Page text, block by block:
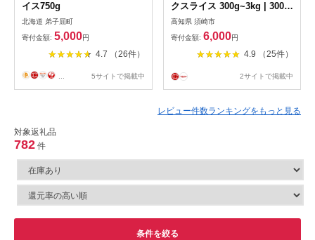
イス750g
北海道 弟子屈町
寄付金額: 5,000円
4.7 （26件）
... 5サイトで掲載中
クスライス 300g~3kg | 300g
ごとの小分け 豚肉 豚バラ肉
小間切れ スライス 切り落と
し 訳アリ 訳あり 冷凍 真空パ
ック 簡単調理 細切れ 大容量
税豚肉
高知県 須崎市
寄付金額: 6,000円
4.9 （25件）
2サイトで掲載中
レビュー件数ランキングをもっと見る
対象返礼品
782 件
条件を絞る